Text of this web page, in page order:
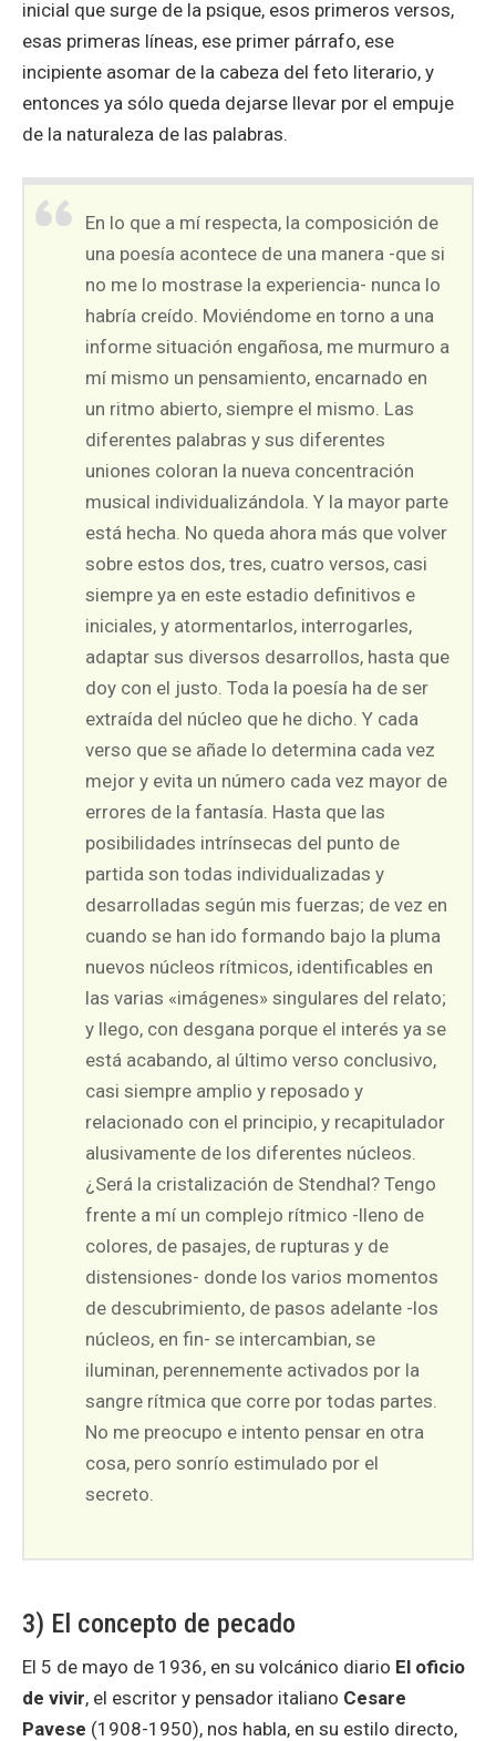
inicial que surge de la psique, esos primeros versos,
esas primeras líneas, ese primer párrafo, ese
incipiente asomar de la cabeza del feto literario, y
entonces ya sólo queda dejarse llevar por el empuje
de la naturaleza de las palabras.
En lo que a mí respecta, la composición de
una poesía acontece de una manera -que si
no me lo mostrase la experiencia- nunca lo
habría creído. Moviéndome en torno a una
informe situación engañosa, me murmuro a
mí mismo un pensamiento, encarnado en
un ritmo abierto, siempre el mismo. Las
diferentes palabras y sus diferentes
uniones coloran la nueva concentración
musical individualizándola. Y la mayor parte
está hecha. No queda ahora más que volver
sobre estos dos, tres, cuatro versos, casi
siempre ya en este estadio definitivos e
iniciales, y atormentarlos, interrogarles,
adaptar sus diversos desarrollos, hasta que
doy con el justo. Toda la poesía ha de ser
extraída del núcleo que he dicho. Y cada
verso que se añade lo determina cada vez
mejor y evita un número cada vez mayor de
errores de la fantasía. Hasta que las
posibilidades intrínsecas del punto de
partida son todas individualizadas y
desarrolladas según mis fuerzas; de vez en
cuando se han ido formando bajo la pluma
nuevos núcleos rítmicos, identificables en
las varias «imágenes» singulares del relato;
y llego, con desgana porque el interés ya se
está acabando, al último verso conclusivo,
casi siempre amplio y reposado y
relacionado con el principio, y recapitulador
alusivamente de los diferentes núcleos.
¿Será la cristalización de Stendhal? Tengo
frente a mí un complejo rítmico -lleno de
colores, de pasajes, de rupturas y de
distensiones- donde los varios momentos
de descubrimiento, de pasos adelante -los
núcleos, en fin- se intercambian, se
iluminan, perennemente activados por la
sangre rítmica que corre por todas partes.
No me preocupo e intento pensar en otra
cosa, pero sonrío estimulado por el
secreto.
3) El concepto de pecado
El 5 de mayo de 1936, en su volcánico diario El oficio
de vivir, el escritor y pensador italiano Cesare
Pavese (1908-1950), nos habla, en su estilo directo,